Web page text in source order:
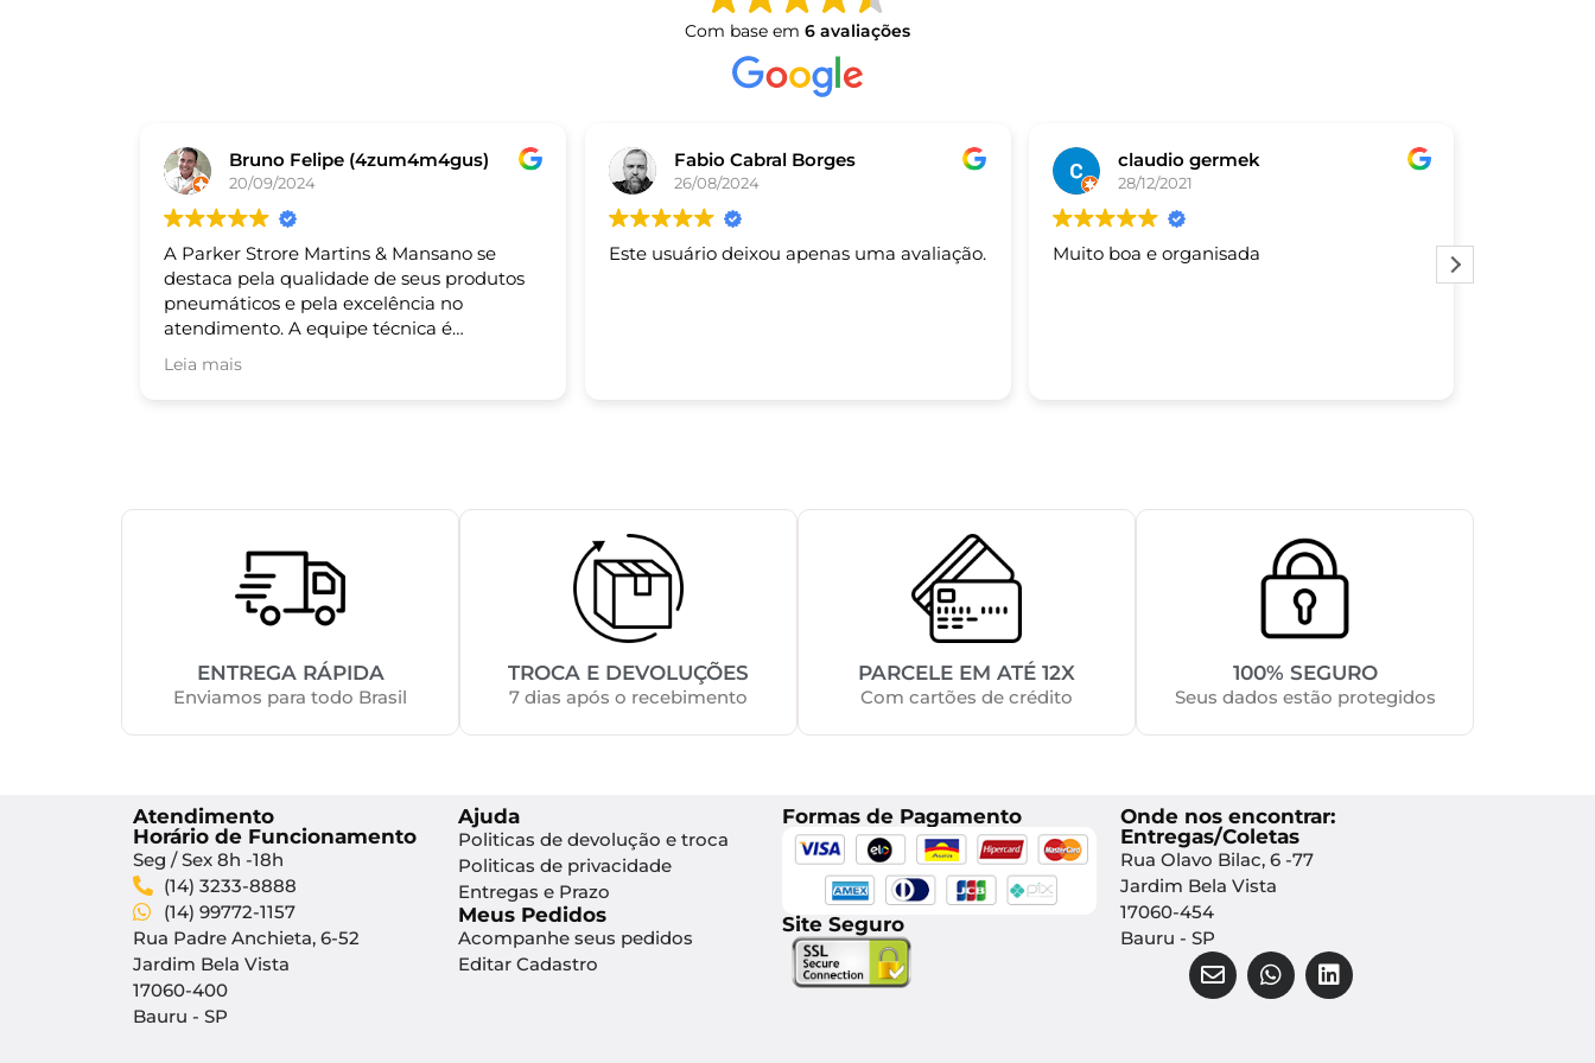
Com base em 6 avaliações
Bruno Felipe (4zum4m4gus)
20/09/2024
A Parker Strore Martins & Mansano se
destaca pela qualidade de seus produtos
pneumáticos e pela excelência no
atendimento. A equipe técnica é
altamente qualificada e sempre pronta
para auxiliar nas necessidades dos clientes.
Leia mais
Fabio Cabral Borges
26/08/2024
Este usuário deixou apenas uma avaliação.
claudio germek
28/12/2021
Muito boa e organisada
ENTREGA RÁPIDA
Enviamos para todo Brasil
TROCA E DEVOLUÇÕES
7 dias após o recebimento
PARCELE EM ATÉ 12X
Com cartões de crédito
100% SEGURO
Seus dados estão protegidos
Atendimento
Horário de Funcionamento
Seg / Sex 8h -18h
(14) 3233-8888
(14) 99772-1157
Rua Padre Anchieta, 6-52
Jardim Bela Vista
17060-400
Bauru - SP
Ajuda
Politicas de devolução e troca
Politicas de privacidade
Entregas e Prazo
Meus Pedidos
Acompanhe seus pedidos
Editar Cadastro
Formas de Pagamento
Site Seguro
Onde nos encontrar:
Entregas/Coletas
Rua Olavo Bilac, 6 -77
Jardim Bela Vista
17060-454
Bauru - SP